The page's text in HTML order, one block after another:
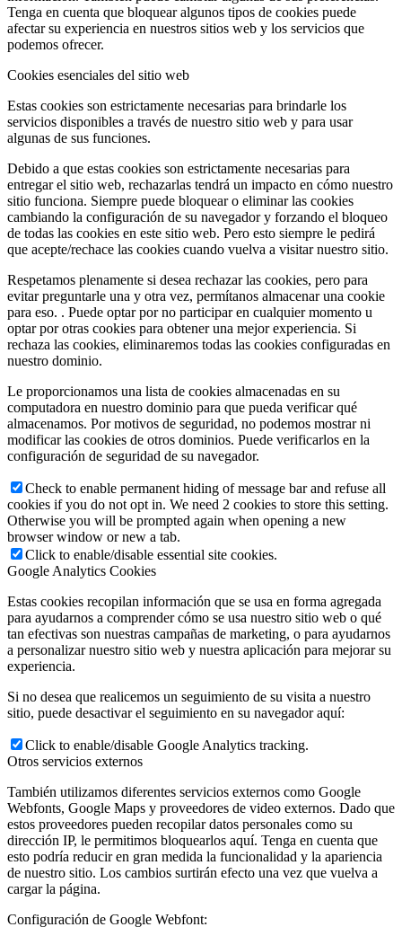
Tenga en cuenta que bloquear algunos tipos de cookies puede
afectar su experiencia en nuestros sitios web y los servicios que
podemos ofrecer.
Cookies esenciales del sitio web
Estas cookies son estrictamente necesarias para brindarle los
servicios disponibles a través de nuestro sitio web y para usar
algunas de sus funciones.
Debido a que estas cookies son estrictamente necesarias para
entregar el sitio web, rechazarlas tendrá un impacto en cómo nuestro
sitio funciona. Siempre puede bloquear o eliminar las cookies
cambiando la configuración de su navegador y forzando el bloqueo
de todas las cookies en este sitio web. Pero esto siempre le pedirá
que acepte/rechace las cookies cuando vuelva a visitar nuestro sitio.
Respetamos plenamente si desea rechazar las cookies, pero para
evitar preguntarle una y otra vez, permítanos almacenar una cookie
para eso. . Puede optar por no participar en cualquier momento u
optar por otras cookies para obtener una mejor experiencia. Si
rechaza las cookies, eliminaremos todas las cookies configuradas en
nuestro dominio.
Le proporcionamos una lista de cookies almacenadas en su
computadora en nuestro dominio para que pueda verificar qué
almacenamos. Por motivos de seguridad, no podemos mostrar ni
modificar las cookies de otros dominios. Puede verificarlos en la
configuración de seguridad de su navegador.
Check to enable permanent hiding of message bar and refuse all
cookies if you do not opt in. We need 2 cookies to store this setting.
Otherwise you will be prompted again when opening a new
browser window or new a tab.
Click to enable/disable essential site cookies.
Google Analytics Cookies
Estas cookies recopilan información que se usa en forma agregada
para ayudarnos a comprender cómo se usa nuestro sitio web o qué
tan efectivas son nuestras campañas de marketing, o para ayudarnos
a personalizar nuestro sitio web y nuestra aplicación para mejorar su
experiencia.
Si no desea que realicemos un seguimiento de su visita a nuestro
sitio, puede desactivar el seguimiento en su navegador aquí:
Click to enable/disable Google Analytics tracking.
Otros servicios externos
También utilizamos diferentes servicios externos como Google
Webfonts, Google Maps y proveedores de video externos. Dado que
estos proveedores pueden recopilar datos personales como su
dirección IP, le permitimos bloquearlos aquí. Tenga en cuenta que
esto podría reducir en gran medida la funcionalidad y la apariencia
de nuestro sitio. Los cambios surtirán efecto una vez que vuelva a
cargar la página.
Configuración de Google Webfont: